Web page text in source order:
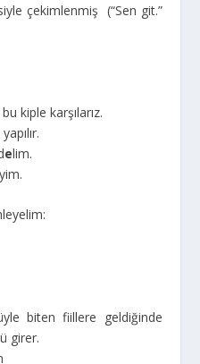
çekimlenmiş (“Sen git.”
kiple karşılarız.
elim.
yim.
biten fiillere geldiğinde
girer.